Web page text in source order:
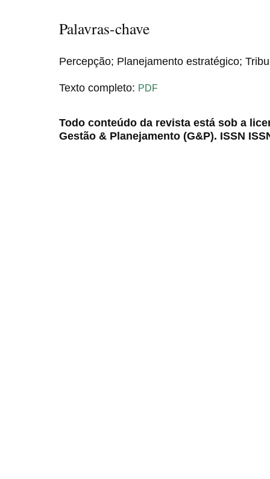
Palavras-chave
Percepção; Planejamento estratégico;
Texto completo: PDF
Todo conteúdo da revista está sob a
Gestão & Planejamento (G&P). ISSN